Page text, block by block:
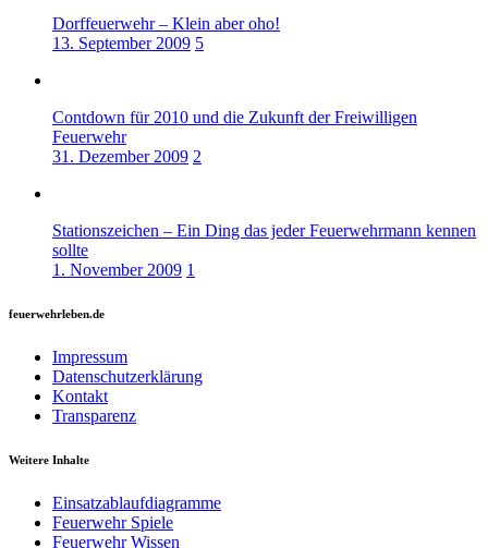
Dorffeuerwehr – Klein aber oho!
13. September 2009 5
Contdown für 2010 und die Zukunft der Freiwilligen
Feuerwehr
31. Dezember 2009 2
Stationszeichen – Ein Ding das jeder Feuerwehrmann kennen
sollte
1. November 2009 1
feuerwehrleben.de
Impressum
Datenschutzerklärung
Kontakt
Transparenz
Weitere Inhalte
Einsatzablaufdiagramme
Feuerwehr Spiele
Feuerwehr Wissen